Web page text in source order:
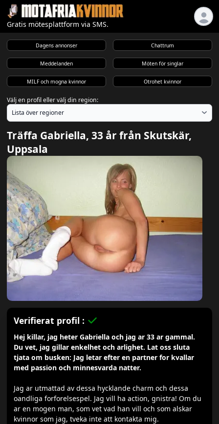
Gratis mötesplattform via SMS.
Dagens annonser Chattrum
Meddelanden Möten för singlar
MILF och mogna kvinnor Otrohet kvinnor
Välj en profil eller välj din region:
Träffa Gabriella, 33 år från Skutskär,
Uppsala
Verifierat profil :
Hej killar, jag heter Gabriella och jag ar 33 ar gammal.
Du vet, jag gillar enkelhet och arlighet. Lat oss sluta
tjata om busken: Jag letar efter en partner for kvallar
med passion och minnesvarda natter.
Jag ar utmattad av dessa hycklande charm och dessa
oandliga forforelsespel. Jag vill ha action, gnistra! Om du
ar en mogen man, som vet vad han vill och som alskar
kvinnor som jag, tveka inte att kontakta mig.